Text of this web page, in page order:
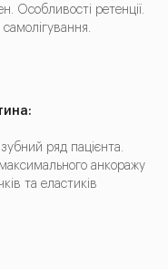
Особливості ретенції.
ряд пацієнта.
анкоражу
та еластиків